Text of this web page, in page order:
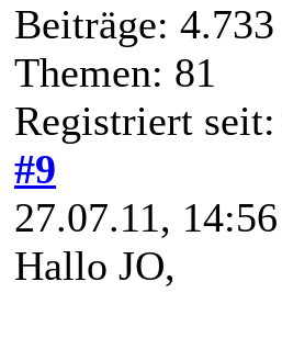
Beiträge: 4.733
Themen: 81
Registriert seit:
#9
27.07.11, 14:56
Hallo JO,